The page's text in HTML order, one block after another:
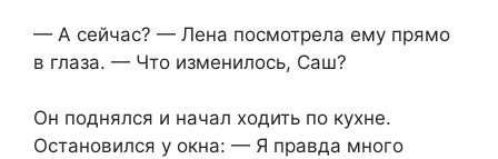
— А сейчас? — Лена посмотрела ему прямо
в глаза. — Что изменилось, Саш?
Он поднялся и начал ходить по кухне.
Остановился у окна: — Я правда много